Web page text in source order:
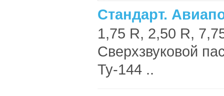
Стандарт.
1,75 R, 2,50 R,
Сверхзвуковой
Ту-144 ..